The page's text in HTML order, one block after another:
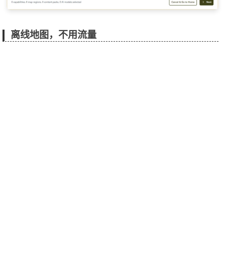
离线地图，不用流量